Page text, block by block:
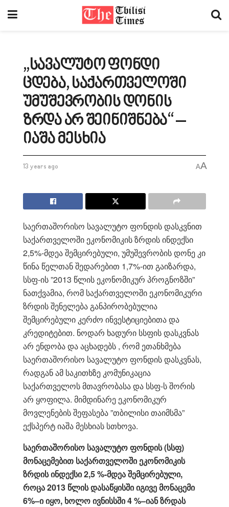
„სავალუტო ფონდი
ცდება, საქართველოში
უმუშევრობის დონის
ზრდა არ შეინიშნება“ –
იაშა მესხია
13 years ago AA
საერთაშორისო სავალუტო ფონდის დასკვნით
საქართველოში ეკონომიკის ზრდის ინდექსი
2,5%-მდეა შემცირებული, უმუშევრობის დონე კი
წინა წელთან შედარებით 1,7%-ით გაიზარდა,
სსფ-ის ”2013 წლის ეკონომიკურ პროგნოზში”
ნათქვამია, რომ საქართველოში ეკონომიკური
ზრდის შენელება განპირობებულია
შემცირებული კერძო ინვესტიციებითა და
კრედიტებით. ნოდარ ხადური სსფის დასკვნას
არ ენდობა და აცხადებს , რომ ეთანხმება
საერთაშორისო სავალუტო ფონდის დასკვნას,
რადგან ამ საკითხზე კომუნიკაცია
საქართველოს მთავრობასა და სსფ-ს შორის
არ ყოფილა. მიმდინარე ეკონომიკურ
მოვლენების შეფასება ”თბილისი თაიმსმა”
ექსპერტ იაშა მესხიას სთხოვა.
საერთაშორისო სავალუტო ფონდის (სსფ)
მონაცემებით საქართველოში ეკონომიკის
ზრდის ინდექსი 2,5 %-მდეა შემცირებული,
როცა 2013 წლის დასაწყისში იგივე მონაცემი
6%–ი იყო, ხოლო ივნისსში 4 %–იან ზრდას